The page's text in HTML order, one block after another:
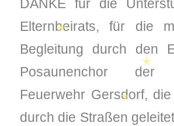
DANKE für die
Elternbeirats, für die
Begleitung durch den
Posaunenchor der
Feuerwehr Gersdorf,
durch die Straßen
✭
✭
✭